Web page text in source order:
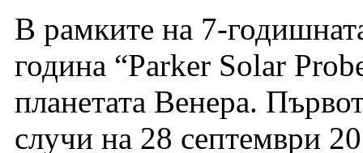
В рамките на 7-
година “Parker Solar
планетата Венера.
случи на 28 септември